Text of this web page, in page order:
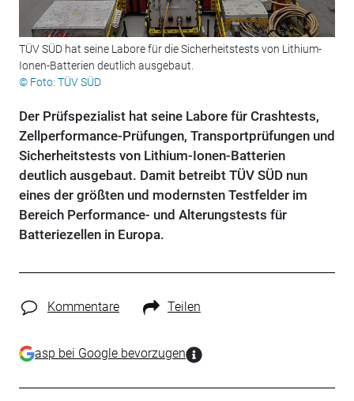
TÜV SÜD hat seine Labore für die Sicherheitstests von Lithium-
Ionen-Batterien deutlich ausgebaut.
© Foto: TÜV SÜD
Der Prüfspezialist hat seine Labore für Crashtests,
Zellperformance-Prüfungen, Transportprüfungen und
Sicherheitstests von Lithium-Ionen-Batterien
deutlich ausgebaut. Damit betreibt TÜV SÜD nun
eines der größten und modernsten Testfelder im
Bereich Performance- und Alterungstests für
Batteriezellen in Europa.
Kommentare Teilen
asp bei Google bevorzugen